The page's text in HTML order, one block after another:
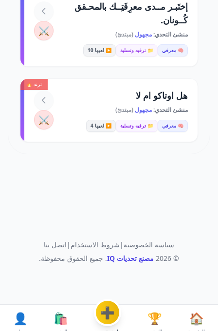
إختَبـر مــدى معرِفَتِــك بالمحـقق
كُــونان.
منشئ التحدي:مجهول (مبتدئ)
🧠 معرفي 📁 ترفيه وتسلية ▶️ لعبها 10
⚔️
ترند 🔥
هل اوتاكو ام لا
منشئ التحدي:مجهول (مبتدئ)
🧠 معرفي 📁 ترفيه وتسلية ▶️ لعبها 4 ⚔️
🏠
🏆
➕
🛍️
👤
سياسة الخصوصية | شروط الاستخدام | اتصل بنا
© 2026
مصنع تحديات IQ . جميع الحقوق محفوظة.